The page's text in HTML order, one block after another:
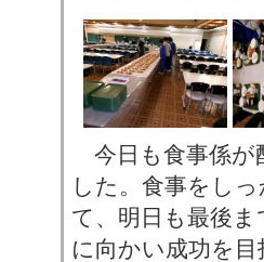
今日も食事係が
した。食事をし
て、明日も最後
に向かい成功を